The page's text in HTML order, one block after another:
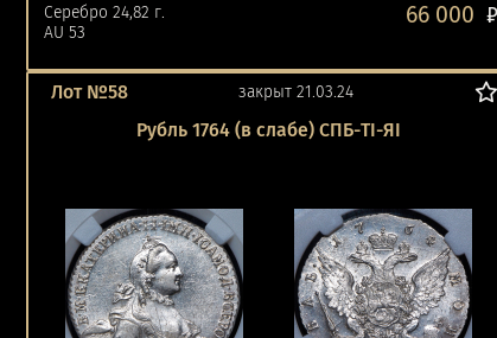
Серебро 24,82 г.
AU 53
66 000 ₽
Лот №58 закрыт 21.03.24
Рубль 1764 (в слабе) СПБ-ТI-ЯI